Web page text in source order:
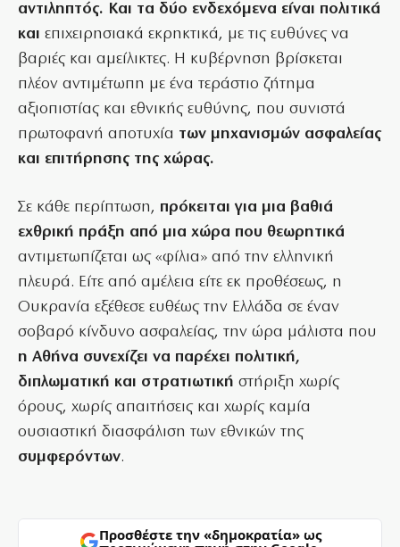
αντιληπτός. Και τα δύο ενδεχόμενα είναι πολιτικά
και επιχειρησιακά εκρηκτικά, με τις ευθύνες να
βαριές και αμείλικτες. Η κυβέρνηση βρίσκεται
πλέον αντιμέτωπη με ένα τεράστιο ζήτημα
αξιοπιστίας και εθνικής ευθύνης, που συνιστά
πρωτοφανή αποτυχία των μηχανισμών ασφαλείας
και επιτήρησης της χώρας.
Σε κάθε περίπτωση, πρόκειται για μια βαθιά
εχθρική πράξη από μια χώρα που θεωρητικά
αντιμετωπίζεται ως «φίλια» από την ελληνική
πλευρά. Είτε από αμέλεια είτε εκ προθέσεως, η
Ουκρανία εξέθεσε ευθέως την Ελλάδα σε έναν
σοβαρό κίνδυνο ασφαλείας, την ώρα μάλιστα που
η Αθήνα συνεχίζει να παρέχει πολιτική,
διπλωματική και στρατιωτική στήριξη χωρίς
όρους, χωρίς απαιτήσεις και χωρίς καμία
ουσιαστική διασφάλιση των εθνικών της
συμφερόντων.
Προσθέστε την «δημοκρατία» ως